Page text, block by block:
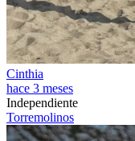
Cinthia
hace 3 meses
Independiente
Torremolinos